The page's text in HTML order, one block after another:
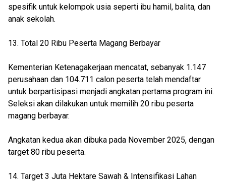
spesifik untuk kelompok usia seperti ibu hamil, balita, dan
anak sekolah.
13. Total 20 Ribu Peserta Magang Berbayar
Kementerian Ketenagakerjaan mencatat, sebanyak 1.147
perusahaan dan 104.711 calon peserta telah mendaftar
untuk berpartisipasi menjadi angkatan pertama program ini.
Seleksi akan dilakukan untuk memilih 20 ribu peserta
magang berbayar.
Angkatan kedua akan dibuka pada November 2025, dengan
target 80 ribu peserta.
14. Target 3 Juta Hektare Sawah & Intensifikasi Lahan